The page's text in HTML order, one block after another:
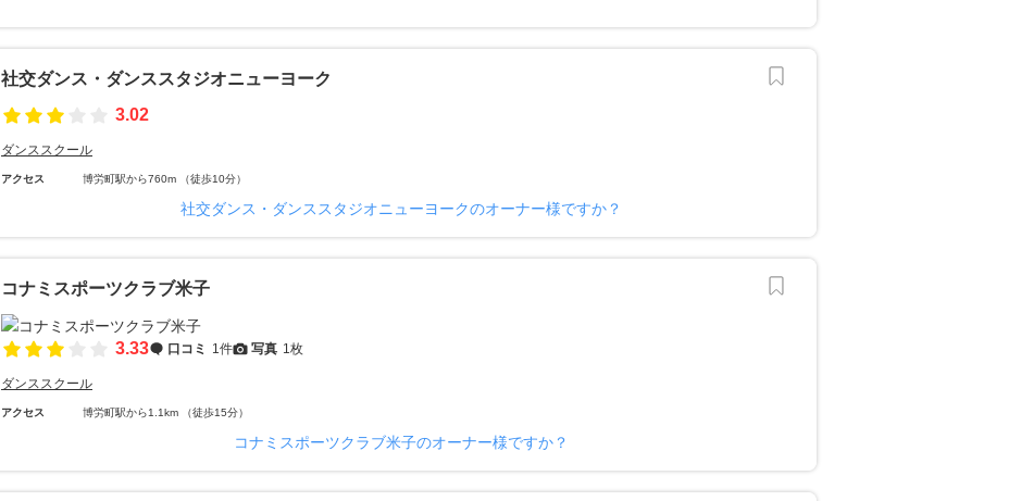
社交ダンス・ダンススタジオニューヨーク
3.02
ダンススクール
アクセス 博労町駅から760m （徒歩10分）
社交ダンス・ダンススタジオニューヨークのオーナー様ですか？
コナミスポーツクラブ米子
3.33 口コミ 1件 写真 1枚
ダンススクール
アクセス 博労町駅から1.1km （徒歩15分）
コナミスポーツクラブ米子のオーナー様ですか？